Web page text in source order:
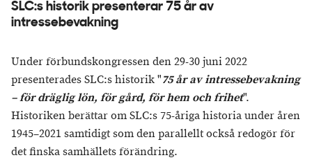
SLC:s historik presenterar 75 år av
intressebevakning
Under förbundskongressen den 29-30 juni 2022
presenterades SLC:s historik "75 år av intressebevakning
– för dräglig lön, för gård, för hem och frihet".
Historiken berättar om SLC:s 75-åriga historia under åren
1945–2021 samtidigt som den parallellt också redogör för
det finska samhällets förändring.